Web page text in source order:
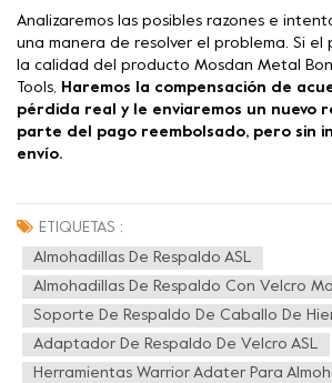
Analizaremos las posibles razones e
una manera de resolver el problema. Si el
la calidad del producto Mosdan Metal
Tools, Haremos la compensación de
pérdida real y le enviaremos un nuevo
parte del pago reembolsado, pero sin
envío.
ETIQUETAS :
Almohadillas De Respaldo ASL
Almohadillas De Respaldo Con Velcro
Soporte De Respaldo De Caballo De
Adaptador De Respaldo De Velcro ASL
Herramientas Warrior Adater Para